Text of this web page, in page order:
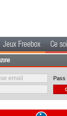
Jeux Freebox Ce
Pass